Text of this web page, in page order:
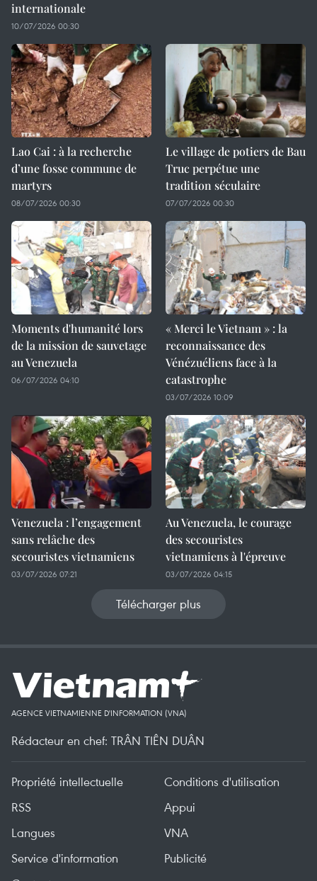
internationale
10/07/2026 00:30
Lao Cai : à la recherche
d’une fosse commune de
martyrs
08/07/2026 00:30
Le village de potiers de Bau
Truc perpétue une
tradition séculaire
07/07/2026 00:30
Moments d'humanité lors
de la mission de sauvetage
au Venezuela
06/07/2026 04:10
« Merci le Vietnam » : la
reconnaissance des
Vénézuéliens face à la
catastrophe
03/07/2026 10:09
Venezuela : l’engagement
sans relâche des
secouristes vietnamiens
03/07/2026 07:21
Au Venezuela, le courage
des secouristes
vietnamiens à l'épreuve
03/07/2026 04:15
Télécharger plus
AGENCE VIETNAMIENNE D'INFORMATION (VNA)
Rédacteur en chef: TRÂN TIÊN DUÂN
Propriété intellectuelle
Conditions d'utilisation
RSS
Appui
Langues
VNA
Service d'information
Publicité